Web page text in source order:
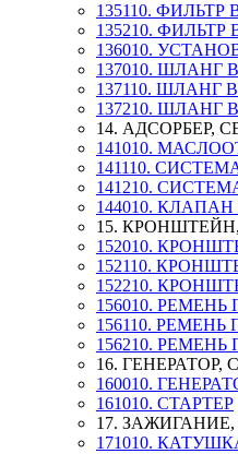
135110.
135210.
136010.
137010.
137110. ШЛАНГ
137210.
14. АДСОРБЕР,
141010.
141110.
141210.
144010.
15.
152010.
152110.
152210.
156010.
156110.
156210.
16. ГЕНЕРАТОР,
160010.
161010. СТАРТЕР
17.
171010.